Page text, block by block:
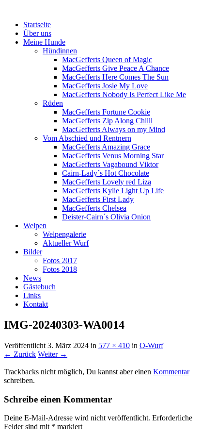
Menü
Zum
Inhalt
springen
Startseite
Über uns
Meine Hunde
Hündinnen
MacGefferts Queen of Magic
MacGefferts Give Peace A Chance
MacGefferts Here Comes The Sun
MacGefferts Josie My Love
MacGefferts Nobody Is Perfect Like Me
Rüden
MacGefferts Fortune Cookie
MacGefferts Zip Along Chilli
MacGefferts Always on my Mind
Vom Abschied und Rentnern
MacGefferts Amazing Grace
MacGefferts Venus Morning Star
MacGefferts Vagabound Viktor
Cairn-Lady´s Hot Chocolate
MacGefferts Lovely red Liza
MacGefferts Kylie Light Up Life
MacGefferts First Lady
MacGefferts Chelsea
Deister-Cairn´s Olivia Onion
Welpen
Welpengalerie
Aktueller Wurf
Bilder
Fotos 2017
Fotos 2018
News
Gästebuch
Links
Kontakt
IMG-20240303-WA0014
Veröffentlicht 3. März 2024 in 577 × 410 in O-Wurf
← Zurück Weiter →
Trackbacks nicht möglich, Du kannst aber einen Kommentar
schreiben.
Schreibe einen Kommentar
Deine E-Mail-Adresse wird nicht veröffentlicht. Erforderliche
Felder sind mit * markiert